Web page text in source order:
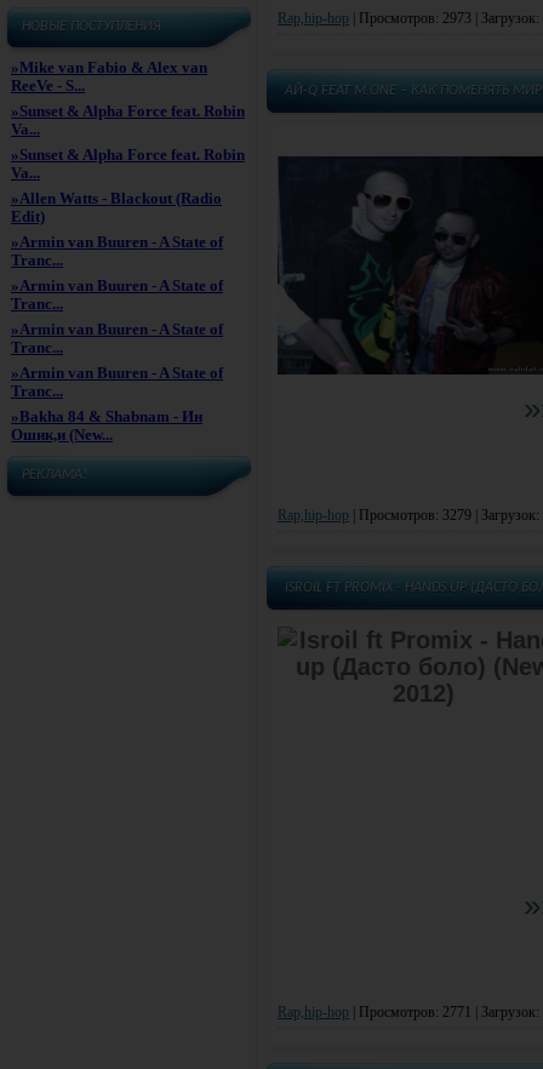
НОВЫЕ ПОСТУПЛЕНИЯ
»Mike van Fabio & Alex van
ReeVe - S...
»Sunset & Alpha Force feat. Robin
Va...
»Sunset & Alpha Force feat. Robin
Va...
»Allen Watts - Blackout (Radio
Edit)
»Armin van Buuren - A State of
Tranc...
»Armin van Buuren - A State of
Tranc...
»Armin van Buuren - A State of
Tranc...
»Armin van Buuren - A State of
Tranc...
»Bakha 84 & Shabnam - Ин
Ошик,и (New...
РЕКЛАМА!
Rap,hip-hop Просмотров: 2973 |
AЙ-Q FEAT M.ONE – КАК ПОМЕНЯТЬ МИР
Rap,hip-hop Просмотров: 3279 |
ISROIL FT PROMIX - HANDS UP (ДАСТО
Rap,hip-hop Просмотров: 2771 |